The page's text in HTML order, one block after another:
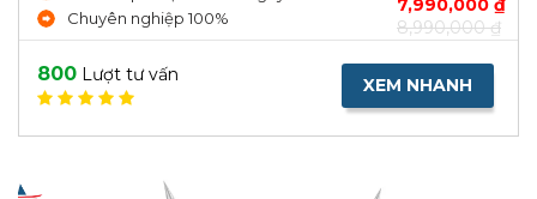
Chuyên nghiệp 100%
8,990,000 ₫
800 Lượt tư vấn XEM NHANH